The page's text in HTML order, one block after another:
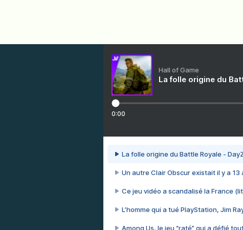
Hall of Game
La folle origine du
0:00
La folle origine du Battle Royale -
Un autre Clair Obscur existait il y a
Ce jeu vidéo a scandalisé la France
L’homme qui a tué PlayStation, Jim
Among Us, le jeu “raté” qui a défié